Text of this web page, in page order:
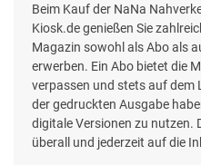
Beim Kauf der NaNa
Kiosk.de genießen Sie
Magazin sowohl als Abo als
erwerben. Ein Abo bietet die
verpassen und stets auf dem
der gedruckten Ausgabe
digitale Versionen zu nutzen.
überall und jederzeit auf die